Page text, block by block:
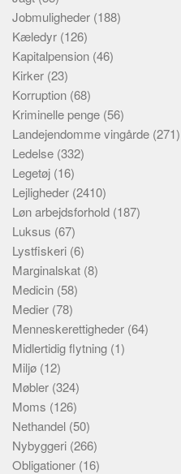
Jobmuligheder (188)
Kæledyr (126)
Kapitalpension (46)
Kirker (23)
Korruption (68)
Kriminelle penge (56)
Landejendomme vingårde (271)
Ledelse (332)
Legetøj (16)
Lejligheder (2410)
Løn arbejdsforhold (187)
Luksus (67)
Lystfiskeri (6)
Marginalskat (8)
Medicin (58)
Medier (78)
Menneskerettigheder (64)
Midlertidig flytning (1)
Miljø (12)
Møbler (324)
Moms (126)
Nethandel (50)
Nybyggeri (266)
Obligationer (16)